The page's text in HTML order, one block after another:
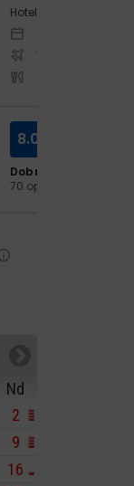
Hotel:
Warszawa -
Dobry
70 opinii
8.0
Nd
2
9
16